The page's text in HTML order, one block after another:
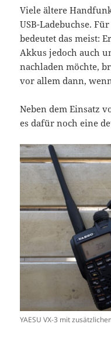
Viele ältere
USB-Ladebuchse.
bedeutet das meist:
Akkus jedoch auch
nachladen möchte,
vor allem dann,
Neben dem Einsatz
es dafür noch eine
YAESU VX-3 mit